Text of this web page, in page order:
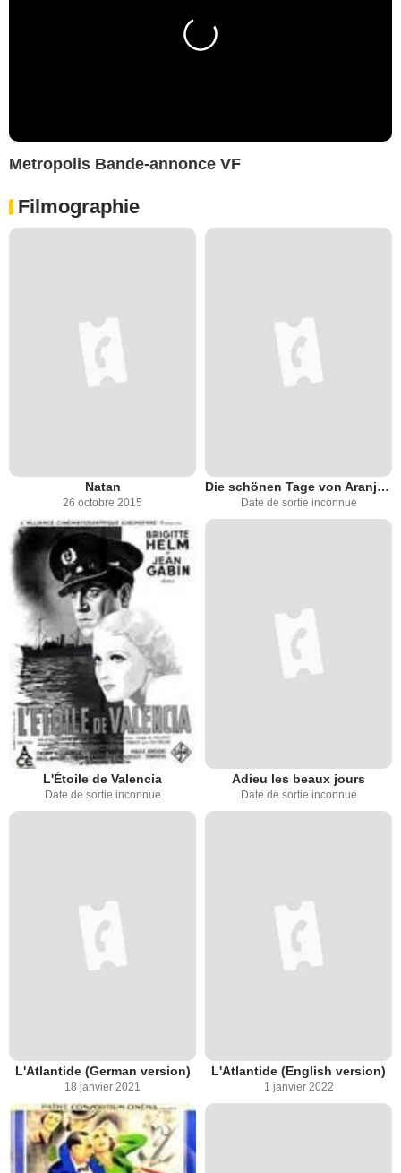
Metropolis Bande-annonce VF
Filmographie
Natan
26 octobre 2015
Die schönen Tage von Aranjuez
Date de sortie inconnue
L'Étoile de Valencia
Date de sortie inconnue
Adieu les beaux jours
Date de sortie inconnue
L'Atlantide (German version)
18 janvier 2021
L'Atlantide (English version)
1 janvier 2022